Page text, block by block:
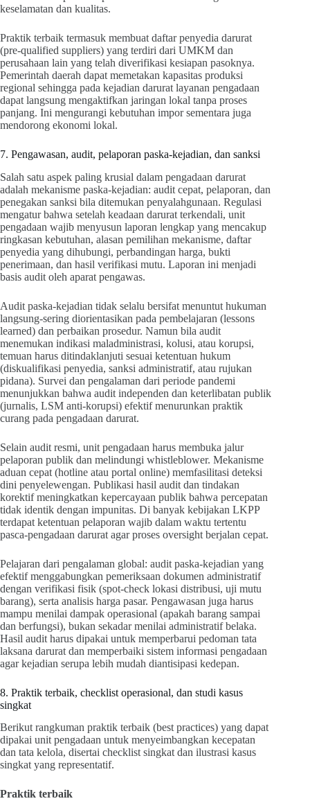
keselamatan dan kualitas.
Praktik terbaik termasuk membuat daftar penyedia darurat
(pre-qualified suppliers) yang terdiri dari UMKM dan
perusahaan lain yang telah diverifikasi kesiapan pasoknya.
Pemerintah daerah dapat memetakan kapasitas produksi
regional sehingga pada kejadian darurat layanan pengadaan
dapat langsung mengaktifkan jaringan lokal tanpa proses
panjang. Ini mengurangi kebutuhan impor sementara juga
mendorong ekonomi lokal.
7. Pengawasan, audit, pelaporan paska-kejadian, dan sanksi
Salah satu aspek paling krusial dalam pengadaan darurat
adalah mekanisme paska-kejadian: audit cepat, pelaporan, dan
penegakan sanksi bila ditemukan penyalahgunaan. Regulasi
mengatur bahwa setelah keadaan darurat terkendali, unit
pengadaan wajib menyusun laporan lengkap yang mencakup
ringkasan kebutuhan, alasan pemilihan mekanisme, daftar
penyedia yang dihubungi, perbandingan harga, bukti
penerimaan, dan hasil verifikasi mutu. Laporan ini menjadi
basis audit oleh aparat pengawas.
Audit paska-kejadian tidak selalu bersifat menuntut hukuman
langsung-sering diorientasikan pada pembelajaran (lessons
learned) dan perbaikan prosedur. Namun bila audit
menemukan indikasi maladministrasi, kolusi, atau korupsi,
temuan harus ditindaklanjuti sesuai ketentuan hukum
(diskualifikasi penyedia, sanksi administratif, atau rujukan
pidana). Survei dan pengalaman dari periode pandemi
menunjukkan bahwa audit independen dan keterlibatan publik
(jurnalis, LSM anti-korupsi) efektif menurunkan praktik
curang pada pengadaan darurat.
Selain audit resmi, unit pengadaan harus membuka jalur
pelaporan publik dan melindungi whistleblower. Mekanisme
aduan cepat (hotline atau portal online) memfasilitasi deteksi
dini penyelewengan. Publikasi hasil audit dan tindakan
korektif meningkatkan kepercayaan publik bahwa percepatan
tidak identik dengan impunitas. Di banyak kebijakan LKPP
terdapat ketentuan pelaporan wajib dalam waktu tertentu
pasca-pengadaan darurat agar proses oversight berjalan cepat.
Pelajaran dari pengalaman global: audit paska-kejadian yang
efektif menggabungkan pemeriksaan dokumen administratif
dengan verifikasi fisik (spot-check lokasi distribusi, uji mutu
barang), serta analisis harga pasar. Pengawasan juga harus
mampu menilai dampak operasional (apakah barang sampai
dan berfungsi), bukan sekadar menilai administratif belaka.
Hasil audit harus dipakai untuk memperbarui pedoman tata
laksana darurat dan memperbaiki sistem informasi pengadaan
agar kejadian serupa lebih mudah diantisipasi kedepan.
8. Praktik terbaik, checklist operasional, dan studi kasus
singkat
Berikut rangkuman praktik terbaik (best practices) yang dapat
dipakai unit pengadaan untuk menyeimbangkan kecepatan
dan tata kelola, disertai checklist singkat dan ilustrasi kasus
singkat yang representatif.
Praktik terbaik